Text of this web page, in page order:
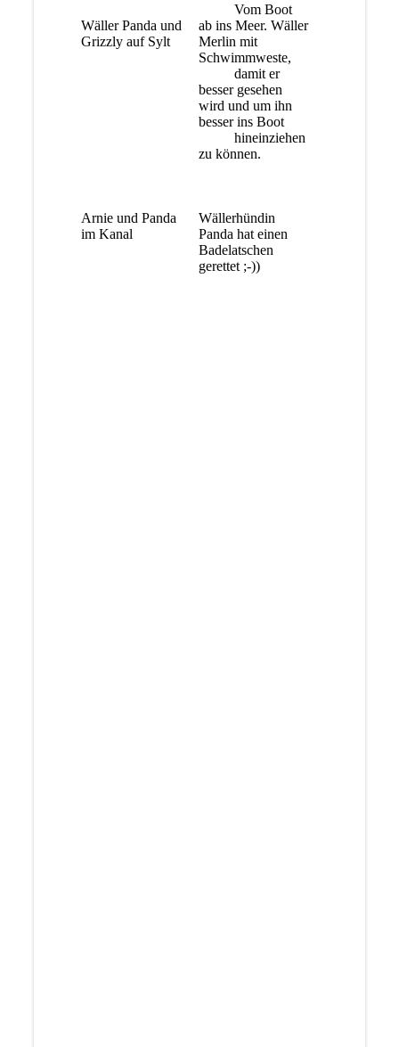
Wäller Panda und
Grizzly auf Sylt
Vom Boot
ab ins Meer. Wäller
Merlin mit
Schwimmweste,
damit er
besser gesehen
wird und um ihn
besser ins Boot
hineinziehen
zu können.
Arnie und Panda
im Kanal
Wällerhündin
Panda hat einen
Badelatschen
gerettet ;-))